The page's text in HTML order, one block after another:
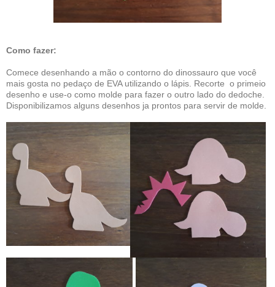
Como fazer:
Comece desenhando a mão o contorno do dinossauro que você
mais gosta no pedaço de EVA utilizando o lápis. Recorte o primeio
desenho e use-o como molde para fazer o outro lado do dedoche.
Disponibilizamos alguns desenhos ja prontos para servir de molde.